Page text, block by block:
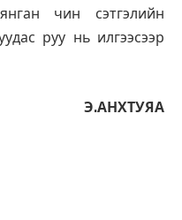
чин сэтгэлийн
руу нь илгээсээр
Э.АНХТУЯА